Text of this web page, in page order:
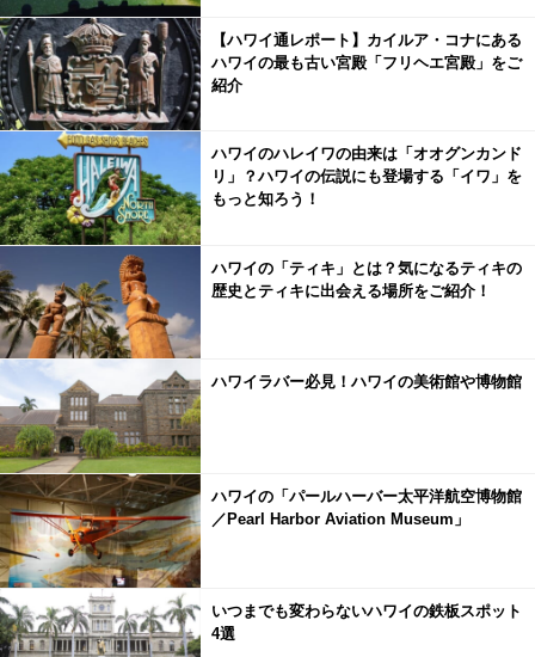
【ハワイ通レポート】カイルア・コナにある
ハワイの最も古い宮殿「フリヘエ宮殿」をご
紹介
ハワイのハレイワの由来は「オオグンカンド
リ」？ハワイの伝説にも登場する「イワ」を
もっと知ろう！
ハワイの「ティキ」とは？気になるティキの
歴史とティキに出会える場所をご紹介！
ハワイラバー必見！ハワイの美術館や博物館
ハワイの「パールハーバー太平洋航空博物館
／Pearl Harbor Aviation Museum」
いつまでも変わらないハワイの鉄板スポット
4選